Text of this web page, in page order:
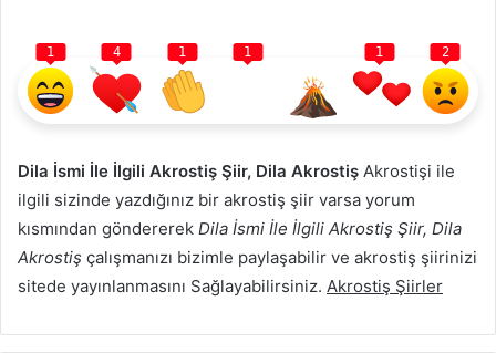
1 4 1 1 1 2
Dila İsmi İle İlgili Akrostiş Şiir, Dila Akrostiş Akrostişi ile
ilgili sizinde yazdığınız bir akrostiş şiir varsa yorum
kısmından göndererek Dila İsmi İle İlgili Akrostiş Şiir, Dila
Akrostiş çalışmanızı bizimle paylaşabilir ve akrostiş şiirinizi
sitede yayınlanmasını Sağlayabilirsiniz. Akrostiş Şiirler